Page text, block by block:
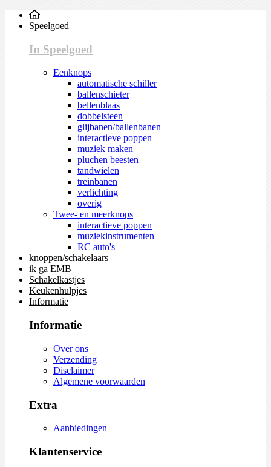
Speelgoed
In Speelgoed
Eenknops
automatische schiller
ballenschieter
bellenblaas
dobbelsteen
glijbanen/ballenbanen
interactieve poppen
muziek maken
pluchen beesten
tandwielen
treinbanen
verlichting
overig
Twee- en meerknops
interactieve poppen
muziekinstrumenten
RC auto's
knoppen/schakelaars
ik ga EMB
Schakelkastjes
Keukenhulpjes
Informatie
Informatie
Over ons
Verzending
Disclaimer
Algemene voorwaarden
Extra
Aanbiedingen
Klantenservice